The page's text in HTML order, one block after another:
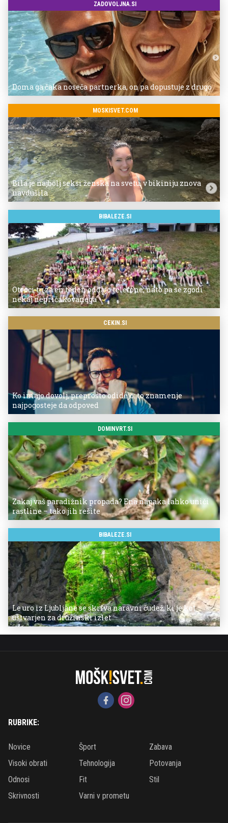
ZADOVOLJNA.SI
Doma ga čaka noseča partnerka, on pa dopustuje z drugo
MOSKISVET.COM
Bila je najbolj seksi ženska na svetu, v bikiniju znova
navdušila
BIBALEZE.SI
Otroci tu za en teden oddajo telefone, nato pa se zgodi
nekaj nepričakovanega
CEKIN.SI
Ko imajo dovolj, preprosto odidejo: to znamenje
najpogosteje da odpoved
DOMINVRT.SI
Zakaj vaš paradižnik propada? Ena napaka lahko uniči
rastline – tako jih rešite
BIBALEZE.SI
Le uro iz Ljubljane se skriva naravni čudež, ki je kot
ustvarjen za družinski izlet
RUBRIKE:
Novice Šport
Zabava
Visoki obrati
Tehnologija
Potovanja
Odnosi
Fit
Stil
Skrivnosti
Varni v prometu